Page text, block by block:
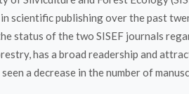
scientific publishing over the past
status of the two SISEF journals
has a broad readership and
a decrease in the number of